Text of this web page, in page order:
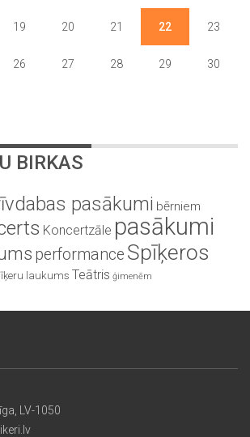
19 20 21 22 23
26 27 28 29 30
BIRKAS
pasākumi bērniem
Koncertzāle pasākumi
performance Spīķeros
laukums Teātris ģimenēm
LV-1050